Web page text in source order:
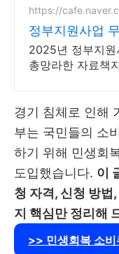
https://
정부지원사업
무 전문가 무료
2025년 정부지원
총망라한 자료책
습니다!
경기 침체로 인해
부는 국민들의 소
하기 위해 민생회
도입했습니다. 이
청 자격, 신청 방법
지 핵심만 정리해
>> 민생회복 소비